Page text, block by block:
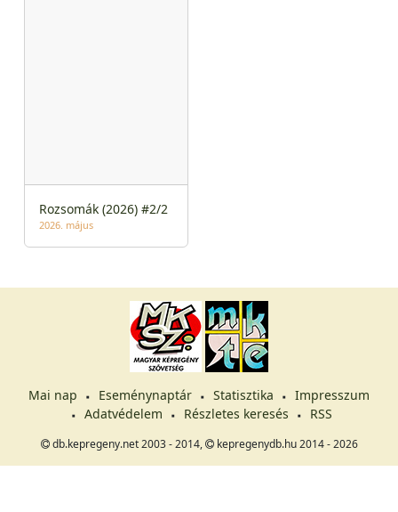
Rozsomák (2026) #2/2
2026. május
Mai nap Eseménynaptár Statisztika
Impresszum
Adatvédelem
Részletes keresés RSS
db.kepregeny.net 2003 - 2014, kepregenydb.hu 2014 - 2026